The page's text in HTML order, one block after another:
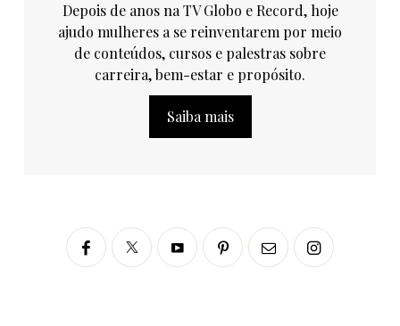
Depois de anos na TV Globo e Record, hoje
ajudo mulheres a se reinventarem por meio
de conteúdos, cursos e palestras sobre
carreira, bem-estar e propósito.
Saiba mais